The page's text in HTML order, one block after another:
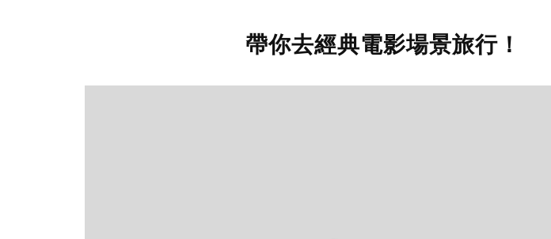
帶你去經典電影場景旅行！